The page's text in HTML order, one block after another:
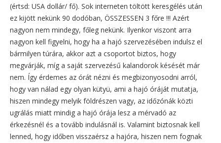
(értsd: USA dollár/ fő). Sok interneten töltött keresgélés után
ez kijött nekünk 90 dodóban, ÖSSZESSEN 3 főre !!! Azért
nagyon nem mindegy, főleg nekünk. Ilyenkor viszont arra
nagyon kell figyelni, hogy ha a hajó szervezésében indulsz el
bármilyen túrára, akkor azt a csoportot biztos, hogy
megvárják, míg a saját szervezésű kalandorok késését már
nem. Így érdemes az órát nézni és megbizonyosodni arról,
hogy van nálad egy olyan kütyü, ami a hajó óráját mutatja,
hiszen mindegy melyik földrészen vagy, az időzónák közti
ugrálás miatt mindig a hajó órája lesz a mérvadó az
érkezésnél és a tovább indulásnál is. Valamint biztosnak kell
lenned, hogy időben visszaérsz a hajóra, hiszen nem fognak